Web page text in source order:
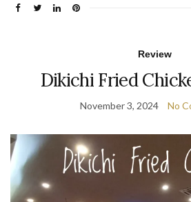
Review
Dikichi Fried
November 3, 2024 No